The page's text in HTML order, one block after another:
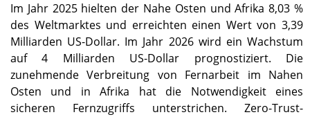
Im Jahr 2025 hielten der Nahe Osten und Afrika 8,03 %
des Weltmarktes und erreichten einen Wert von 3,39
Milliarden US-Dollar. Im Jahr 2026 wird ein Wachstum
auf 4 Milliarden US-Dollar prognostiziert. Die
zunehmende Verbreitung von Fernarbeit im Nahen
Osten und in Afrika hat die Notwendigkeit eines
sicheren Fernzugriffs unterstrichen. Zero-Trust-